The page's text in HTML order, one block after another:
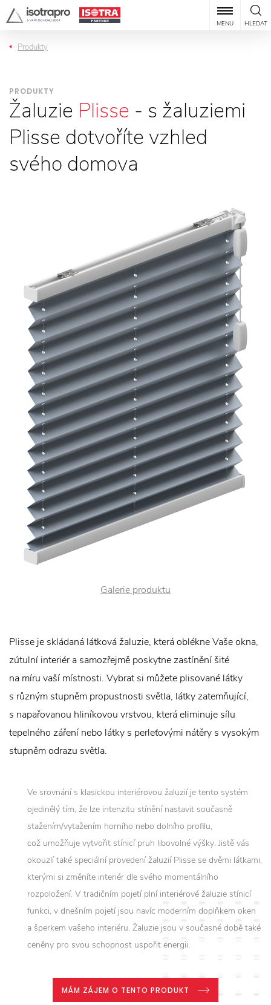
HLEDAT
MENU
Produkty
PRODUKTY
Žaluzie Plisse - s žaluziemi
Plisse dotvoříte vzhled
svého domova
Galerie produktu
Plisse je skládaná látková žaluzie, která oblékne Vaše okna,
zútulní interiér a samozřejmě poskytne zastínění šité
na míru vaší místnosti. Vybrat si můžete plisované látky
s různým stupněm propustnosti světla, látky zatemňující,
s napařovanou hliníkovou vrstvou, která eliminuje sílu
tepelného záření nebo látky s perleťovými nátěry s vysokým
stupněm odrazu světla.
Ve srovnání s klasickou interiérovou žaluzií je tento systém
ojedinělý tím, že lze intenzitu stínění nastavit současně
stažením/vytažením horního nebo dolního profilu,
což umožňuje vytvořit stínicí pruh libovolné výšky. Jistě vás
okouzlí také speciální provedení žaluzií Plisse se dvěmi látkami,
kterými si změníte interiér dle svého momentálního
rozpoložení. V tradičním pojetí plní interiérové žaluzie stínicí
funkci, v dnešním pojetí jsou navíc moderním doplňkem oken
a šperkem vašeho interiéru. Žaluzie jsou v současné době také
ceněny pro svou schopnost uspořit energii.
MÁM ZÁJEM O TENTO PRODUKT